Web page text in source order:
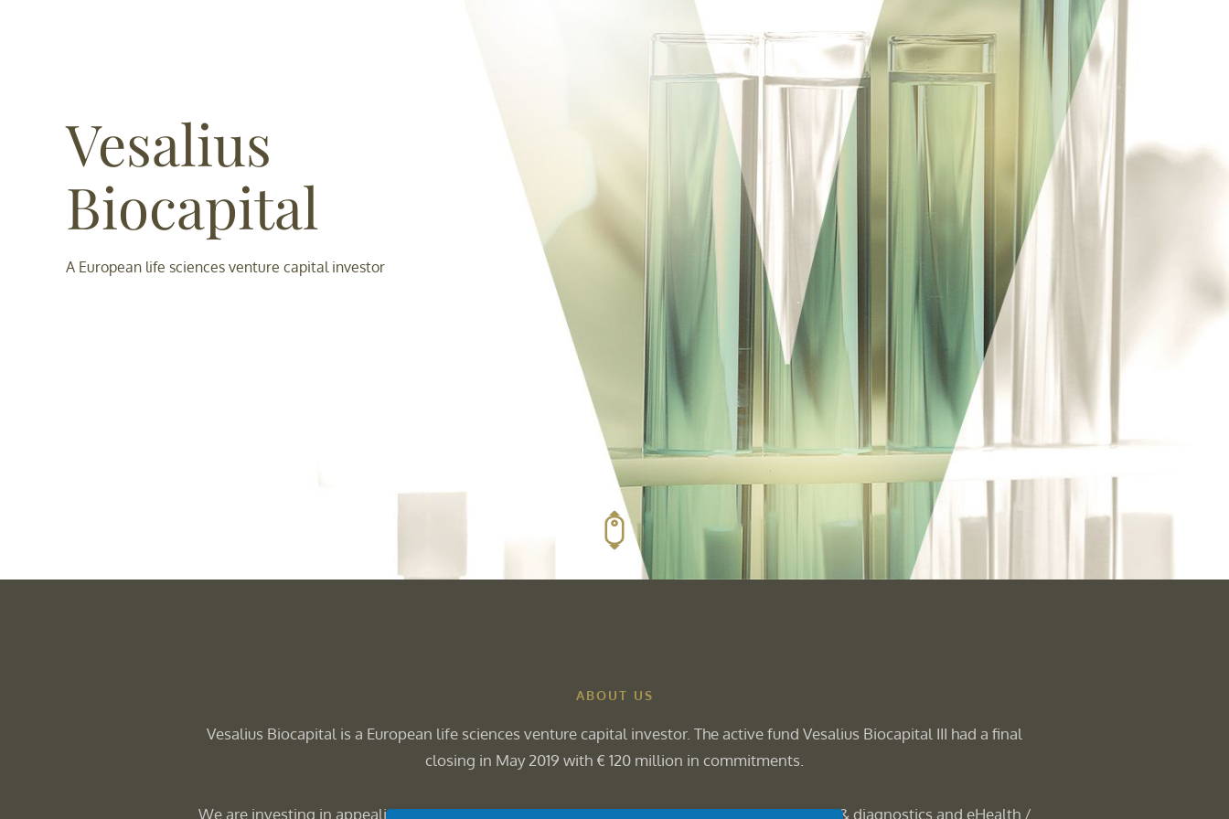
Vesalius
Biocapital
A European life sciences venture capital investor
ABOUT US
Vesalius Biocapital is a European life sciences venture capital investor. The active fund Vesalius Biocapital III had a final
closing in May 2019 with € 120 million in commitments.
We are investing in appealing, later-stage companies in drug development, medical devices & diagnostics and eHealth /